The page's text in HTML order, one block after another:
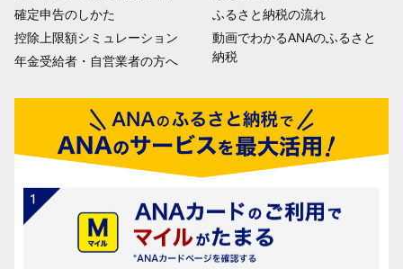
確定申告のしかた
控除上限額シミュレーション
年金受給者・自営業者の方へ
ふるさと納税の流れ
動画でわかるANAのふるさと
納税